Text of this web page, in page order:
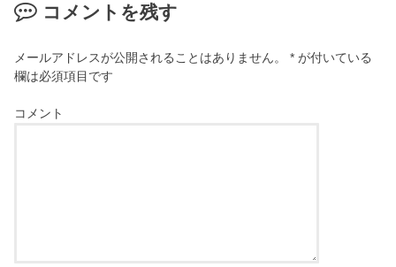
コメントを残す
メールアドレスが公開されることはありません。 * が付いている
欄は必須項目です
コメント